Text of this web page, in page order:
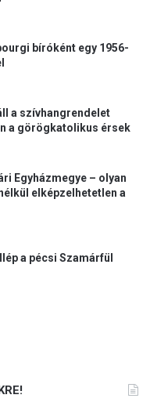
bíróként egy 1956-
a szívhangrendelet
a görögkatolikus érsek
Egyházmegye – olyan
elképzelhetetlen a
a pécsi Szamárfül